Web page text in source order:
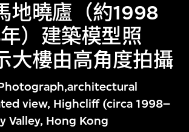
地曉廬（約1998
）建築模型照
大樓由高角度拍攝
view, Highcliff (circa 1998–
Valley, Hong Kong